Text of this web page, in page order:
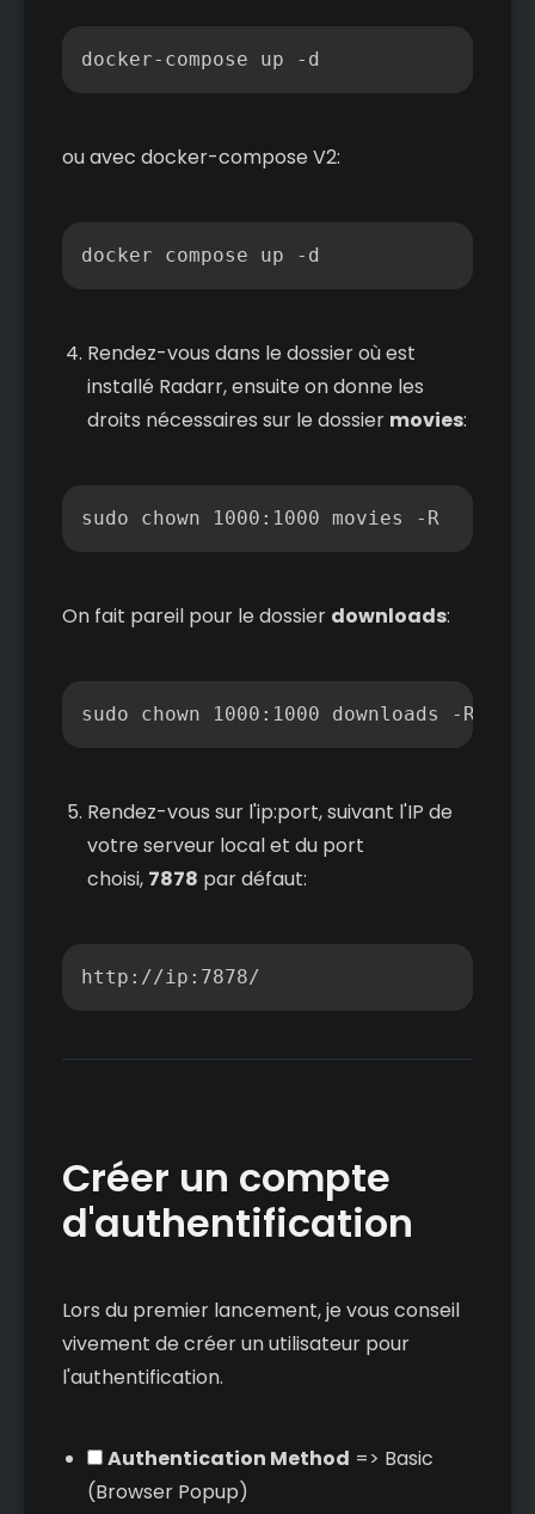
ou avec docker-compose V2:
docker compose up -d
Rendez-vous dans le dossier où est
installé Radarr, ensuite on donne les
droits nécessaires sur le dossier movies:
sudo chown 1000:1000 movies -R
Copier
On fait pareil pour le dossier downloads:
sudo chown 1000:1000 downloads -R
Copier
Rendez-vous sur l'ip:port, suivant l'IP de
votre serveur local et du port
choisi, 7878 par défaut:
http://ip:7878/
Créer un compte
d'authentification
Lors du premier lancement, je vous conseil
vivement de créer un utilisateur pour
l'authentification.
Authentication Method => Basic
(Browser Popup)